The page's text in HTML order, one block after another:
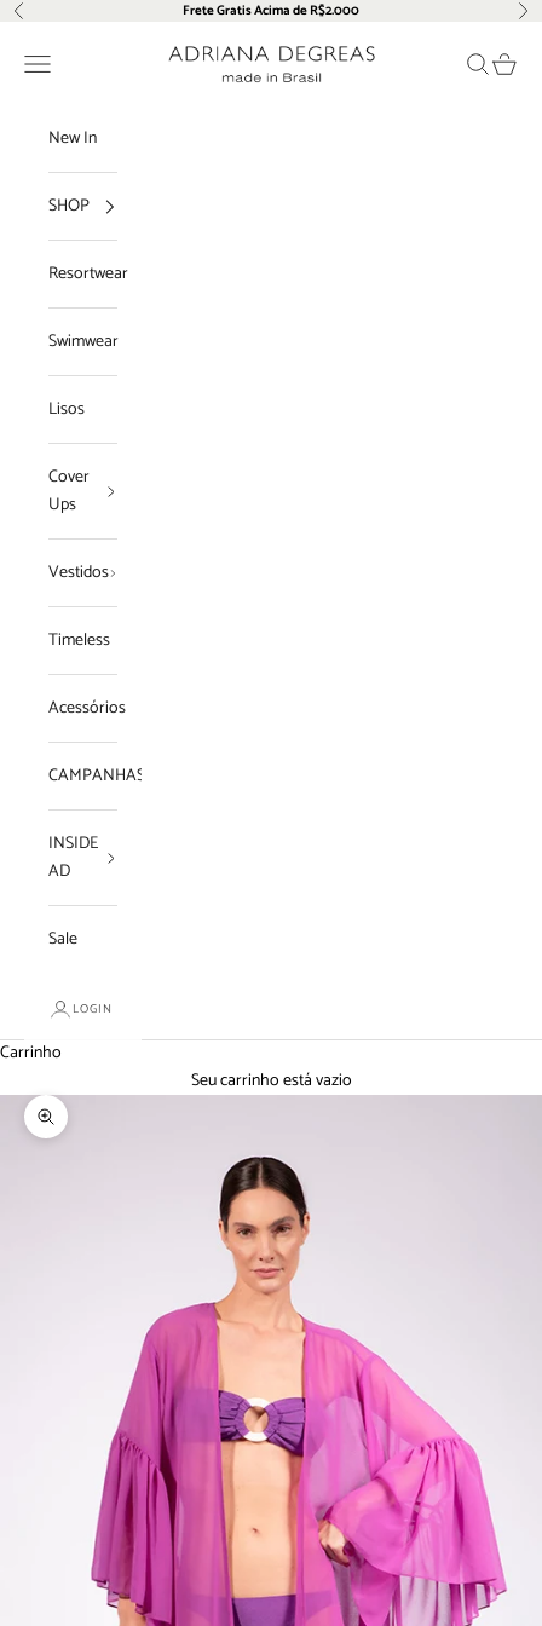
Pular para o conteúdo
Anterior Frete Gratis Acima de R$2.000
Adriana Degreas
Menu Pesquisar
New In
SHOP
Resortwear
Swimwear
Lisos
Cover
Ups
Vestidos
Timeless
Acessórios
CAMPANHAS
INSIDE
AD
Sale
LOGIN
Carrinho
Seu carrinho está vazio
Zoom na imagem